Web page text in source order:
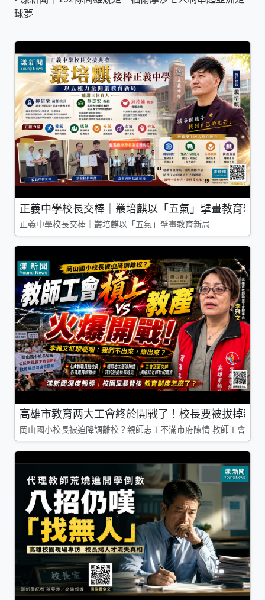
球夢
正義中學校長交棒｜叢培麒以「五氣」擘畫教育新局
正義中學校長交棒｜叢培麒以「五氣」擘畫教育新局
高雄市教育两大工會終於開戰了！校長要被拔掉親
岡山國小校長被迫降調離校？親師志工不滿市府陳情 教師工會槓